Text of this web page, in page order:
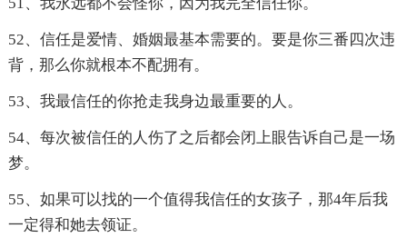
52、信任是爱情、婚姻最基本需要的。要是你三番四次违
背，那么你就根本不配拥有。
53、我最信任的你抢走我身边最重要的人。
54、每次被信任的人伤了之后都会闭上眼告诉自己是一场
梦。
55、如果可以找的一个值得我信任的女孩子，那4年后我
一定得和她去领证。